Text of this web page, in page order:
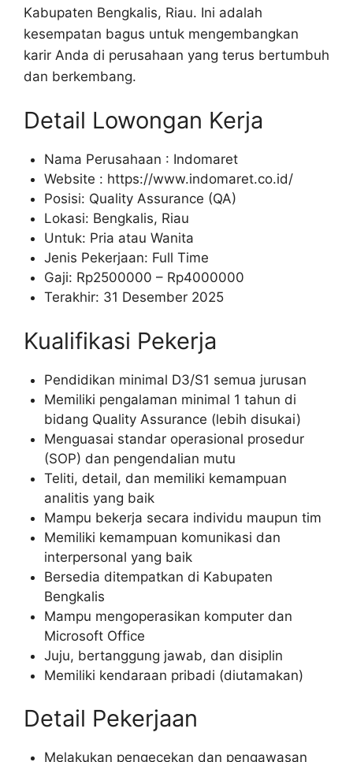
Kabupaten Bengkalis, Riau. Ini adalah
kesempatan bagus untuk mengembangkan
karir Anda di perusahaan yang terus bertumbuh
dan berkembang.
Detail Lowongan Kerja
Nama Perusahaan : Indomaret
Website : https://www.indomaret.co.id/
Posisi: Quality Assurance (QA)
Lokasi: Bengkalis, Riau
Untuk: Pria atau Wanita
Jenis Pekerjaan: Full Time
Gaji: Rp2500000 – Rp4000000
Terakhir: 31 Desember 2025
Kualifikasi Pekerja
Pendidikan minimal D3/S1 semua jurusan
Memiliki pengalaman minimal 1 tahun di
bidang Quality Assurance (lebih disukai)
Menguasai standar operasional prosedur
(SOP) dan pengendalian mutu
Teliti, detail, dan memiliki kemampuan
analitis yang baik
Mampu bekerja secara individu maupun tim
Memiliki kemampuan komunikasi dan
interpersonal yang baik
Bersedia ditempatkan di Kabupaten
Bengkalis
Mampu mengoperasikan komputer dan
Microsoft Office
Juju, bertanggung jawab, dan disiplin
Memiliki kendaraan pribadi (diutamakan)
Detail Pekerjaan
Melakukan pengecekan dan pengawasan